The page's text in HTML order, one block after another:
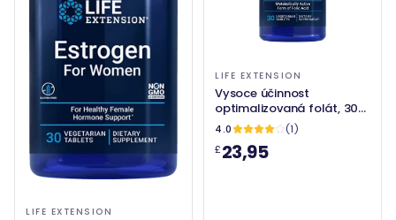
LIFE EXTENSION
LIFE EXTENSION
Vysoce účinnost
optimalizovaná folát, 30
VEG tablety- prodloužení
života
4.0
(1)
£23,95